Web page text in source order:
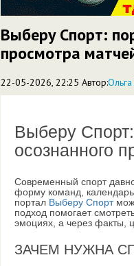
Выберу Спорт:
просмотра
22-05-2026, 22:25 Автор:
Выберу
осознанного
Современный спорт
форму команд,
портал Выберу Спорт
подход помогает
эмоциях, а через факты,
ЗАЧЕМ НУЖНА